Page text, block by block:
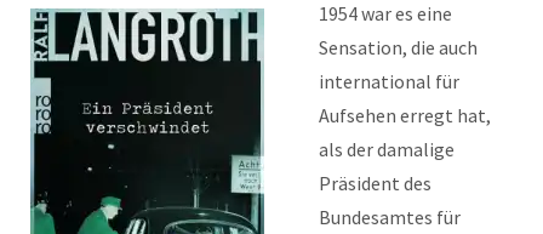
1954 war es eine
Sensation, die auch
international für
Aufsehen erregt hat,
als der damalige
Präsident des
Bundesamtes für